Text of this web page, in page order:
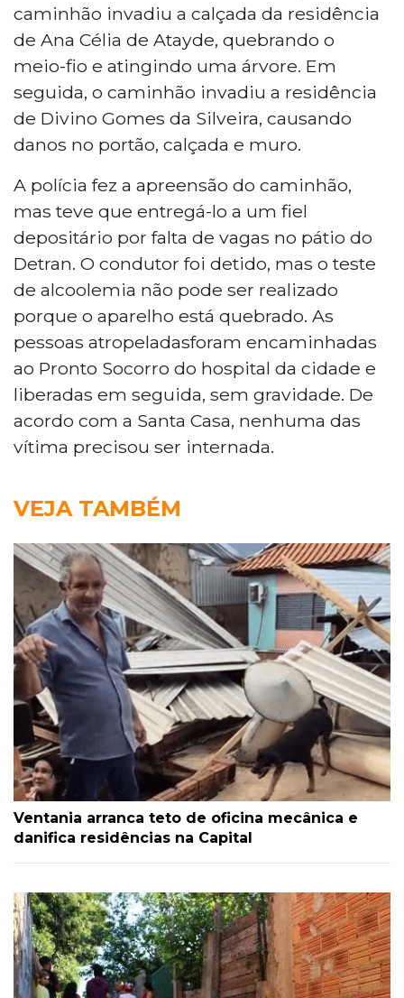
caminhão invadiu a calçada da residência
de Ana Célia de Atayde, quebrando o
meio-fio e atingindo uma árvore. Em
seguida, o caminhão invadiu a residência
de Divino Gomes da Silveira, causando
danos no portão, calçada e muro.
A polícia fez a apreensão do caminhão,
mas teve que entregá-lo a um fiel
depositário por falta de vagas no pátio do
Detran. O condutor foi detido, mas o teste
de alcoolemia não pode ser realizado
porque o aparelho está quebrado. As
pessoas atropeladasforam encaminhadas
ao Pronto Socorro do hospital da cidade e
liberadas em seguida, sem gravidade. De
acordo com a Santa Casa, nenhuma das
vítima precisou ser internada.
VEJA TAMBÉM
Ventania arranca teto de oficina mecânica e
danifica residências na Capital